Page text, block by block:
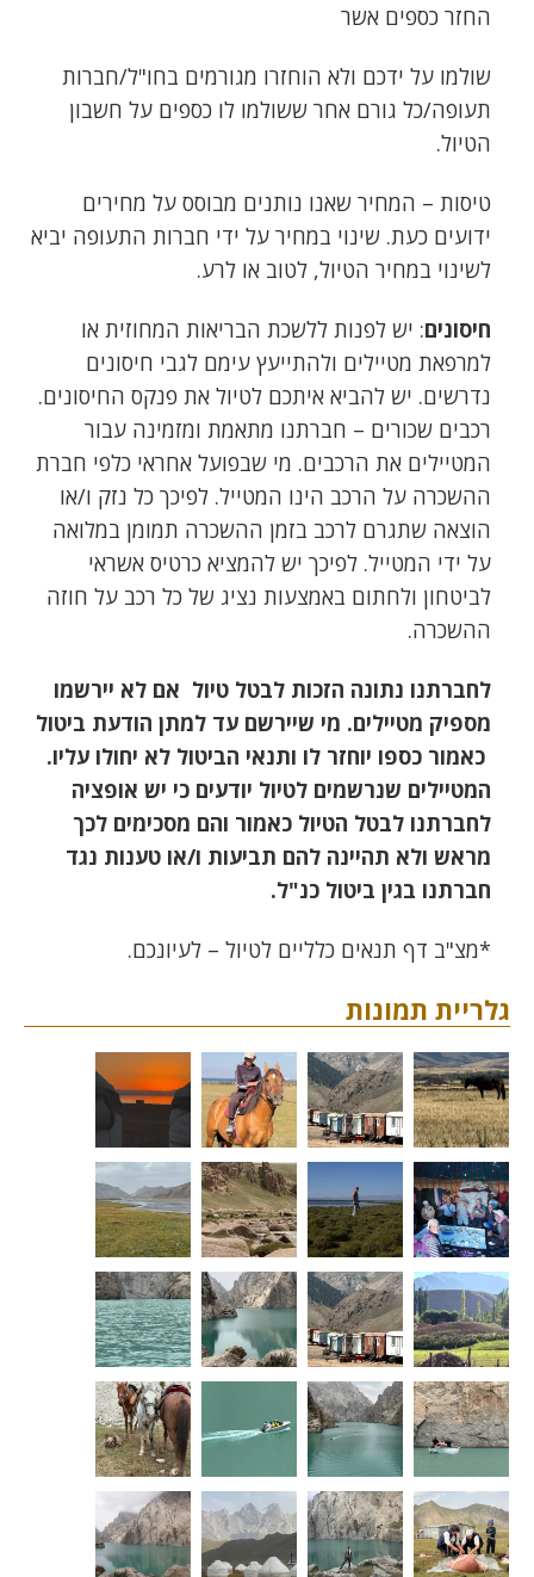
החזר כספים אשר
שולמו על ידכם ולא הוחזרו מגורמים בחו"ל/חברות
תעופה/כל גורם אחר ששולמו לו כספים על חשבון
הטיול.
טיסות – המחיר שאנו נותנים מבוסס על מחירים
ידועים כעת. שינוי במחיר על ידי חברות התעופה יביא
לשינוי במחיר הטיול, לטוב או לרע.
חיסונים: יש לפנות ללשכת הבריאות המחוזית או
למרפאת מטיילים ולהתייעץ עימם לגבי חיסונים
נדרשים. יש להביא איתכם לטיול את פנקס החיסונים.
רכבים שכורים – חברתנו מתאמת ומזמינה עבור
המטיילים את הרכבים. מי שבפועל אחראי כלפי חברת
ההשכרה על הרכב הינו המטייל. לפיכך כל נזק ו/או
הוצאה שתגרם לרכב בזמן ההשכרה תמומן במלואה
על ידי המטייל. לפיכך יש להמציא כרטיס אשראי
לביטחון ולחתום באמצעות נציג של כל רכב על חוזה
ההשכרה.
לחברתנו נתונה הזכות לבטל טיול אם לא יירשמו
מספיק מטיילים. מי שיירשם עד למתן הודעת ביטול
כאמור כספו יוחזר לו ותנאי הביטול לא יחולו עליו.
המטיילים שנרשמים לטיול יודעים כי יש אופציה
לחברתנו לבטל הטיול כאמור והם מסכימים לכך
מראש ולא תהיינה להם תביעות ו/או טענות נגד
חברתנו בגין ביטול כנ"ל.
*מצ"ב דף תנאים כלליים לטיול – לעיונכם.
גלריית תמונות